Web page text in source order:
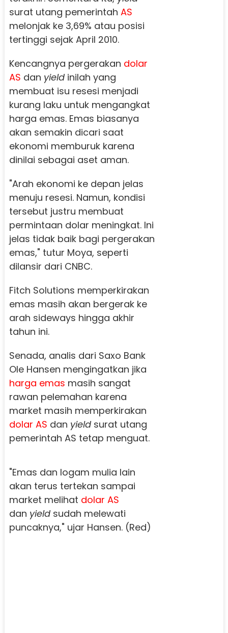
surat utang pemerintah AS
melonjak ke 3,69% atau posisi
tertinggi sejak April 2010.
Kencangnya pergerakan dolar
AS dan yield inilah yang
membuat isu resesi menjadi
kurang laku untuk mengangkat
harga emas. Emas biasanya
akan semakin dicari saat
ekonomi memburuk karena
dinilai sebagai aset aman.
"Arah ekonomi ke depan jelas
menuju resesi. Namun, kondisi
tersebut justru membuat
permintaan dolar meningkat. Ini
jelas tidak baik bagi pergerakan
emas," tutur Moya, seperti
dilansir dari CNBC.
Fitch Solutions memperkirakan
emas masih akan bergerak ke
arah sideways hingga akhir
tahun ini.
Senada, analis dari Saxo Bank
Ole Hansen mengingatkan jika
harga emas masih sangat
rawan pelemahan karena
market masih memperkirakan
dolar AS dan yield surat utang
pemerintah AS tetap menguat.
"Emas dan logam mulia lain
akan terus tertekan sampai
market melihat dolar AS
dan yieldsudah melewati
puncaknya," ujar Hansen. (Red)